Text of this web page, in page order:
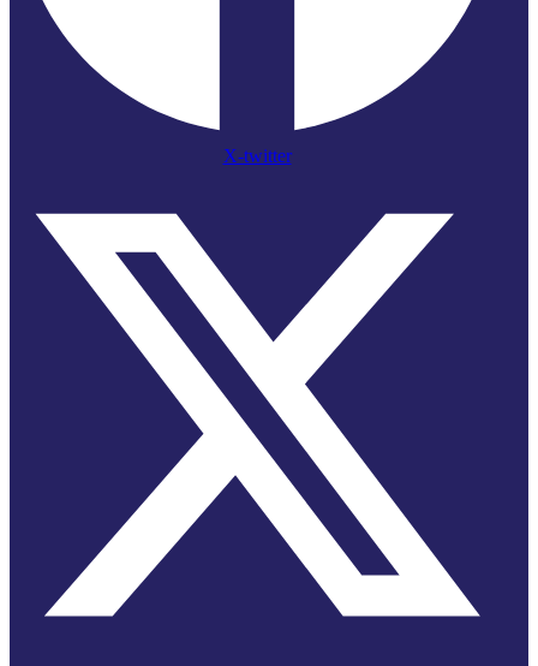
X-twitter